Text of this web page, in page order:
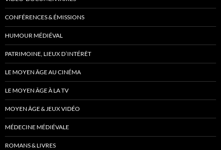
CONFÉRENCES & ÉMISSIONS
HUMOUR MÉDIÉVAL
PATRIMOINE, LIEUX D’INTÉRÊT
LE MOYEN ÂGE AU CINÉMA
LE MOYEN ÂGE À LA TV
MOYEN ÂGE & JEUX VIDÉO
MÉDECINE MÉDIÉVALE
ROMANS & LIVRES